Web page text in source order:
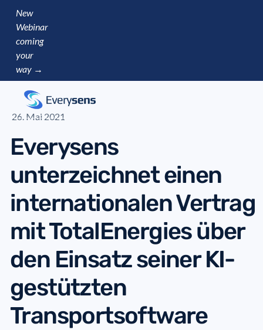
New
Webinar
coming
your
way →
26. Mai 2021
Everysens
unterzeichnet einen
internationalen Vertrag
mit TotalEnergies über
den Einsatz seiner KI-
gestützten
Transportsoftware